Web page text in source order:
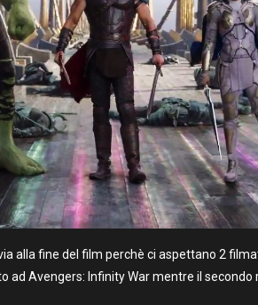
alla fine del film perchè ci aspettano 2
ad Avengers: Infinity War mentre il